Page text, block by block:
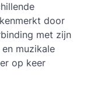
door
met zijn
muzikale
op keer